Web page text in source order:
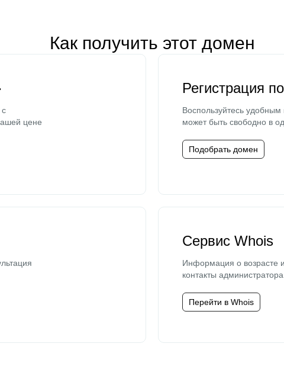
Как получить этот домен
цене
Регистрация
Воспользуйтесь
может быть свободно в
Подобрать домен
Сервис Whois
Информация о возрасте
контакты администратора.
Перейти в Whois